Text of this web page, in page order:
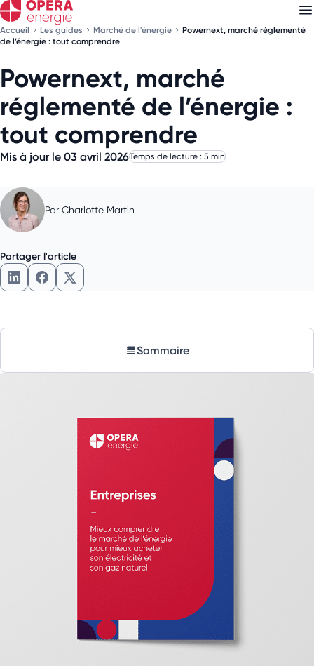
Accueil Les guides Marché de l'énergie
Powernext, marché réglementé
de l’énergie : tout comprendre
Powernext, marché
réglementé de l’énergie :
tout comprendre
Mis à jour le 03 avril 2026Temps de lecture : 5 min
Par Charlotte Martin
Partager l'article
Partager l'article sur LinkedIn
Partager l'article sur Facebook
Partager l'article sur X
Sommaire
Découvrez nosnewsletters
Choisissez les newsletters qui vous intéressent